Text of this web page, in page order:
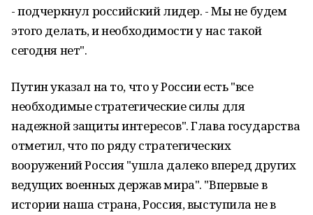
- подчеркнул российский лидер. - Мы не будем
этого делать, и необходимости у нас такой
сегодня нет".
Путин указал на то, что у России есть "все
необходимые стратегические силы для
надежной защиты интересов". Глава государства
отметил, что по ряду стратегических
вооружений Россия "ушла далеко вперед других
ведущих военных держав мира". "Впервые в
истории наша страна, Россия, выступила не в